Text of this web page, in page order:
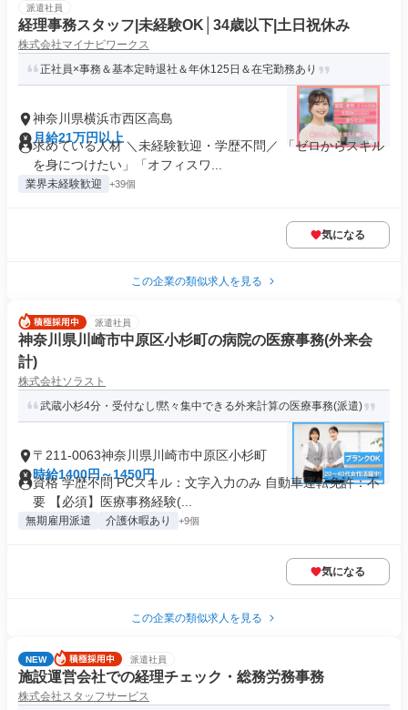
派遣社員
経理事務スタッフ|未経験OK│34歳以下|土日祝休み
株式会社マイナビワークス
正社員×事務＆基本定時退社＆年休125日＆在宅勤務あり
神奈川県横浜市西区高島
月給21万円以上
求めている人材 ＼未経験歓迎・学歴不問／ 「ゼロからスキル
を身につけたい」「オフィスワ...
業界未経験歓迎 +39個
気になる
この企業の類似求人を見る
派遣社員
神奈川県川崎市中原区小杉町の病院の医療事務(外来会
計)
株式会社ソラスト
武蔵小杉4分・受付なし!黙々集中できる外来計算の医療事務(派遣)
〒211-0063神奈川県川崎市中原区小杉町
時給1400円～1450円
資格 学歴不問 PCスキル：文字入力のみ 自動車運転免許：不
要 【必須】医療事務経験(...
無期雇用派遣 介護休暇あり +9個
気になる
この企業の類似求人を見る
NEW 派遣社員
施設運営会社での経理チェック・総務労務事務
株式会社スタッフサービス